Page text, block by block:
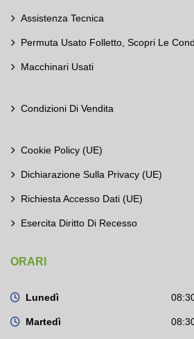
Assistenza Tecnica
Permuta Usato Folletto, Scopri Le
Macchinari Usati
Condizioni Di Vendita
Cookie Policy (UE)
Dichiarazione Sulla Privacy (UE)
Richiesta Accesso Dati (UE)
Esercita Diritto Di Recesso
ORARI
Lunedì
Martedì